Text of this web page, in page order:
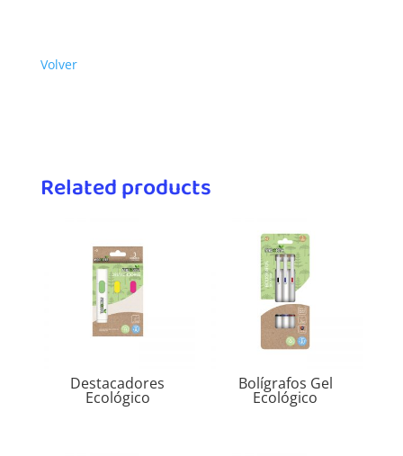
Volver
Related products
Destacadores
Ecológico
Bolígrafos Gel
Ecológico